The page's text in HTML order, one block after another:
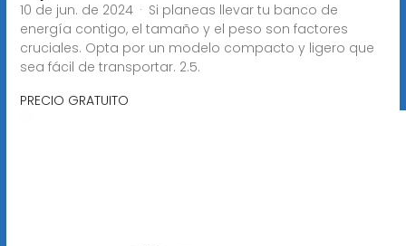
10 de jun. de 2024 · Si planeas llevar tu banco de
energía contigo, el tamaño y el peso son factores
cruciales. Opta por un modelo compacto y ligero que
sea fácil de transportar. 2.5.
PRECIO GRATUITO